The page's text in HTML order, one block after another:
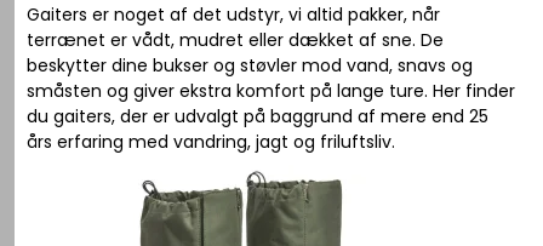
Gaiters er noget af det udstyr, vi altid pakker, når
terrænet er vådt, mudret eller dækket af sne. De
beskytter dine bukser og støvler mod vand, snavs og
småsten og giver ekstra komfort på lange ture. Her finder
du gaiters, der er udvalgt på baggrund af mere end 25
års erfaring med vandring, jagt og friluftsliv.